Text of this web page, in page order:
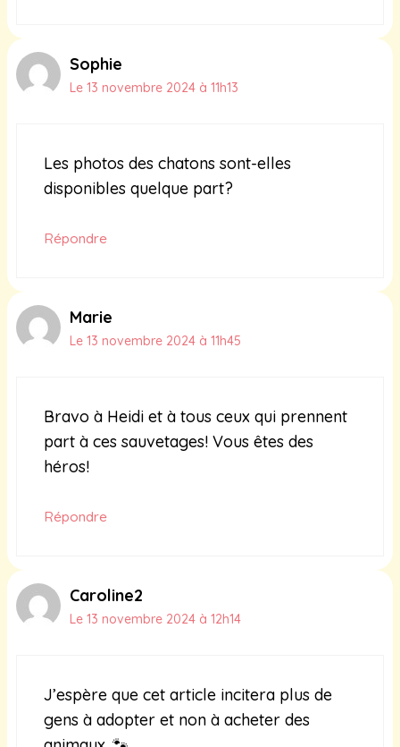
Sophie
Le 13 novembre 2024 à 11h13
Les photos des chatons sont-elles
disponibles quelque part?
Répondre
Marie
Le 13 novembre 2024 à 11h45
Bravo à Heidi et à tous ceux qui prennent
part à ces sauvetages! Vous êtes des
héros!
Répondre
Caroline2
Le 13 novembre 2024 à 12h14
J’espère que cet article incitera plus de
gens à adopter et non à acheter des